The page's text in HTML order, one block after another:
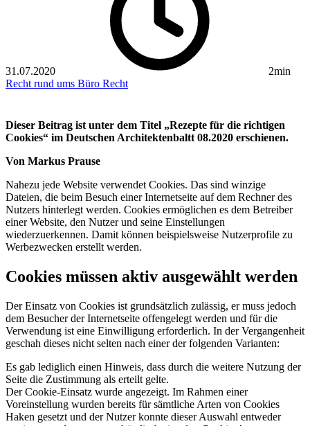
31.07.2020
2min
Recht rund ums Büro Recht
Dieser Beitrag ist unter dem Titel „Rezepte für die richtigen
Cookies“ im Deutschen Architektenbaltt 08.2020 erschienen.
Von Markus Prause
Nahezu jede Website verwendet Cookies. Das sind winzige
Dateien, die beim Besuch einer Internetseite auf dem Rechner des
Nutzers hinterlegt werden. Cookies ermöglichen es dem Betreiber
einer Website, den Nutzer und seine Einstellungen
wiederzuerkennen. Damit können beispielsweise Nutzerprofile zu
Werbezwecken erstellt werden.
Cookies müssen aktiv ausgewählt werden
Der Einsatz von Cookies ist grundsätzlich zulässig, er muss jedoch
dem Besucher der Internetseite offengelegt werden und für die
Verwendung ist eine Einwilligung erforderlich. In der Vergangenheit
geschah dieses nicht selten nach einer der folgenden Varianten:
Es gab lediglich einen Hinweis, dass durch die weitere Nutzung der
Seite die Zustimmung als erteilt gelte.
Der Cookie-Einsatz wurde angezeigt. Im Rahmen einer
Voreinstellung wurden bereits für sämtliche Arten von Cookies
Haken gesetzt und der Nutzer konnte dieser Auswahl entweder